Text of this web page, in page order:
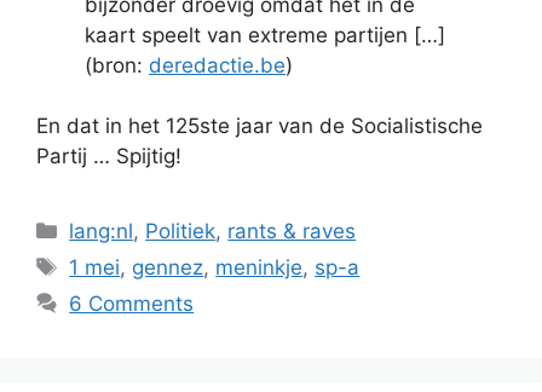
kaart speelt van extreme partijen […]
(bron: deredactie.be)
En dat in het 125ste jaar van de Socialistische
Partij … Spijtig!
Categories
lang:nl, Politiek, rants & raves
Tags
1 mei, gennez, meninkje, sp-a
6 Comments